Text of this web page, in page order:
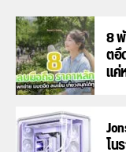
8
ตอึ
แ
โน